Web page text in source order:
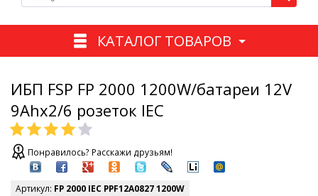
КАТАЛОГ ТОВАРОВ
ИБП FSP FP 2000 1200W/батареи 12V
9Ahx2/6 розеток IEC
Понравилось? Расскажи друзьям!
Артикул: FP 2000 IEC PPF12A0827 1200W